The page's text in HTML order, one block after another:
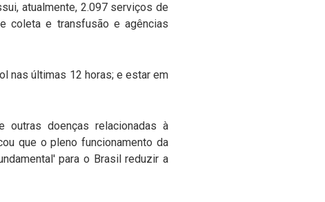
atualmente, 2.097 serviços de
coleta e transfusão e agências
nas últimas 12 horas; e estar em
outras doenças relacionadas à
que o pleno funcionamento da
para o Brasil reduzir a